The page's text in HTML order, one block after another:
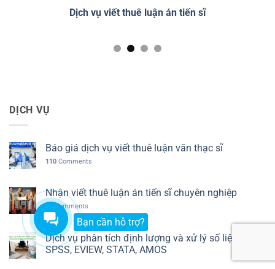
thuê luận án tiến sĩ Dịch vụ phân tích định lượng
DỊCH VỤ
Báo giá dịch vụ viết thuê luận văn thạc sĩ
110 Comments
Nhận viết thuê luận án tiến sĩ chuyên nghiệp
Comments
Dịch vụ phân tích định lượng và xử lý số liệu bằng
SPSS, EVIEW, STATA, AMOS
Bạn cần hỗ trợ?